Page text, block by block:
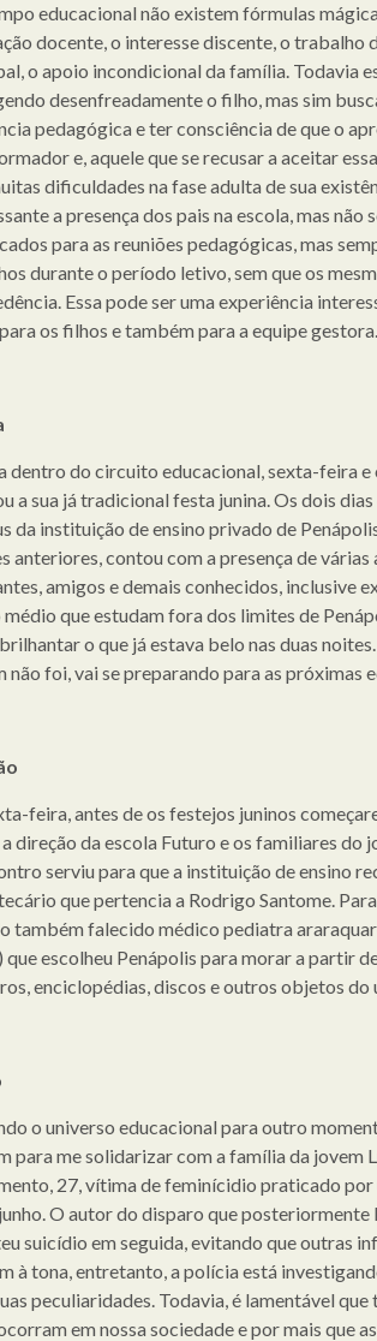
educacional não existem fórmulas
docente, o interesse discente, o trabalho
o apoio incondicional da família. Todavia
desenfreadamente o filho, mas sim
pedagógica e ter consciência de que o
e, aquele que se recusar a aceitar
dificuldades na fase adulta de sua
a presença dos pais na escola, mas não
para as reuniões pedagógicas, mas
durante o período letivo, sem que os
Essa pode ser uma experiência
os filhos e também para a equipe gestora.
dentro do circuito educacional, sexta-feira
a sua já tradicional festa junina. Os dois
da instituição de ensino privado de
anteriores, contou com a presença de
amigos e demais conhecidos, inclusive
médio que estudam fora dos limites de
o que já estava belo nas duas
não foi, vai se preparando para as próximas
feira, antes de os festejos juninos
direção da escola Futuro e os familiares do
serviu para que a instituição de ensino
que pertencia a Rodrigo Santome.
também falecido médico pediatra
que escolheu Penápolis para morar a partir
enciclopédias, discos e outros objetos
o universo educacional para outro
para me solidarizar com a família da jovem
27, vítima de feminícidio praticado por
O autor do disparo que posteriormente
suicídio em seguida, evitando que outras
à tona, entretanto, a polícia está
peculiaridades. Todavia, é lamentável
em nossa sociedade e por mais que